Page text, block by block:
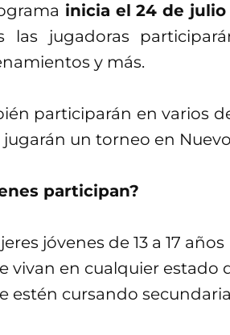
inicia el 24 de
las jugadoras
y más.
participarán en varios
jugarán un torneo en
participan?
jóvenes de 13 a 17 años
vivan en cualquier estado
estén cursando